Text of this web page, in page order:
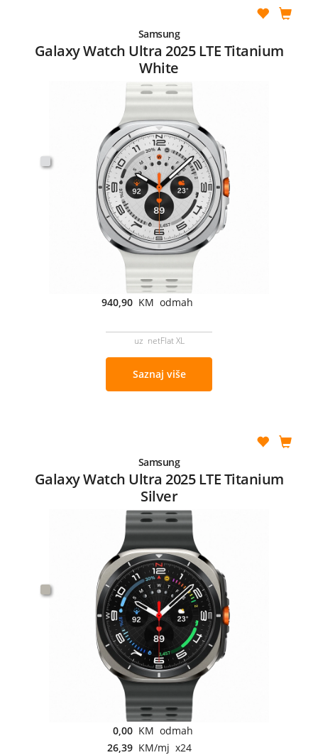
Samsung
Galaxy Watch Ultra 2025 LTE Titanium
White
940,90 KM odmah
uz netFlat XL
Saznaj više
Samsung
Galaxy Watch Ultra 2025 LTE Titanium
Silver
0,00 KM odmah
26,39 KM/mj x24